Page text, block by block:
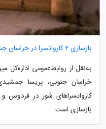
بازسازی 2 کاروانسرا در خراسان جنوبی
به‌نقل از روابط‌عمومی اداره‌کل
کاروانسراهای شور در فردوس
بازسازی است.